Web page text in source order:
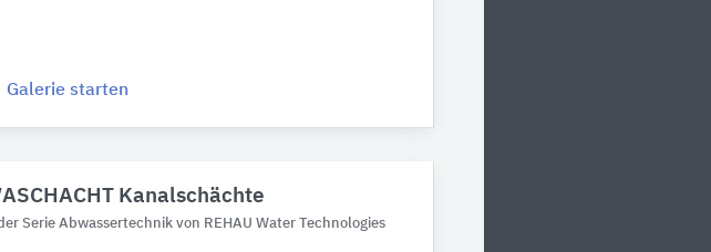
Galerie starten
Kanalschächte
Serie Abwassertechnik von REHAU Water Technologies